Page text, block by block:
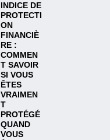
INDICE DE
PROTECTI
ON
FINANCIÈ
RE :
COMMEN
T SAVOIR
SI VOUS
ÊTES
VRAIMEN
T
PROTÉGÉ
QUAND
VOUS